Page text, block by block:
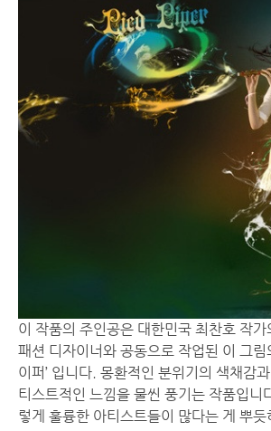
이 작품의 주인공은 대한민국 최찬호 작
패션 디자이너와 공동으로 작업된 이 그림
이퍼’ 입니다. 몽환적인 분위기의 색채감
티스트적인 느낌을 물씬 풍기는 작품입니
렇게 훌륭한 아티스트들이 많다는 게 뿌